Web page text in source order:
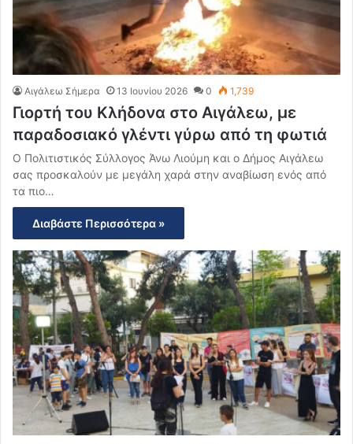
Αιγάλεω Σήμερα 13 Ιουνίου 2026 0 1,739
Γιορτή του Κλήδονα στο Αιγάλεω, με
παραδοσιακό γλέντι γύρω από τη φωτιά
Ο Πολιτιστικός Σύλλογος Άνω Λιούμη και ο Δήμος Αιγάλεω
σας προσκαλούν με μεγάλη χαρά στην αναβίωση ενός από
τα πιο…
Διαβάστε Περισσότερα »